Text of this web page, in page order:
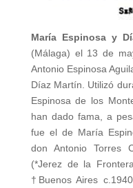
María Espinosa y
(Málaga) el 13 de
Antonio Espinosa
Díaz Martín. Utilizó
Espinosa de los
han dado fama, a
fue el de María
don Antonio Torres
(*Jerez de la
†Buenos Aires